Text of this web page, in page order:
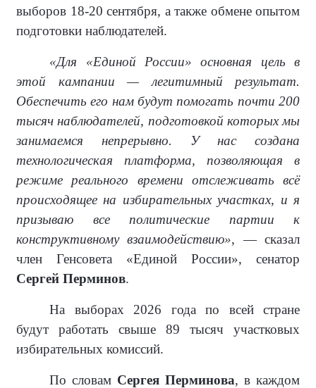
выборов 18-20 сентября, а также обмене опытом
подготовки наблюдателей.
«Для «Единой России» основная цель в
этой кампании — легитимный результат.
Обеспечить его нам будут помогать почти 200
тысяч наблюдателей, подготовкой которых мы
занимаемся непрерывно. У нас создана
технологическая платформа, позволяющая в
режиме реального времени отслеживать всё
происходящее на избирательных участках, и я
призываю все политические партии к
конструктивному взаимодействию», — сказал
член Генсовета «Единой России», сенатор
Сергей Перминов.
На выборах 2026 года по всей стране
будут работать свыше 89 тысяч участковых
избирательных комиссий.
По словам Сергея Перминова, в каждом